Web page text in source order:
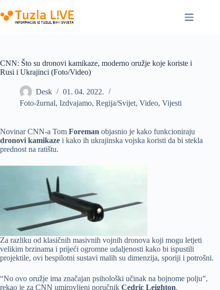
to
content
CNN: Što su dronovi kamikaze, moderno oružje koje koriste i
Rusi i Ukrajinci (Foto/Video)
Desk
01. 04. 2022.
Foto-žurnal, Izdvajamo, Regija/Svijet, Video, Vijesti
Novinar CNN-a Tom Foreman objasnio je kako funkcioniraju
dronovi kamikaze i kako ih ukrajinska vojska koristi da bi stekla
prednost na ratištu.
Za razliku od klasičnih masivnih vojnih dronova koji mogu letjeti
velikim brzinama i prijeći ogromne udaljenosti kako bi ispustili
projektile, ovi bespilotni sustavi malih su dimenzija, sporiji i potrošni.
“No ovo oružje ima značajan psihološki učinak na bojnome polju”,
rekao je za CNN umirovljeni poručnik Cedric Leighton.